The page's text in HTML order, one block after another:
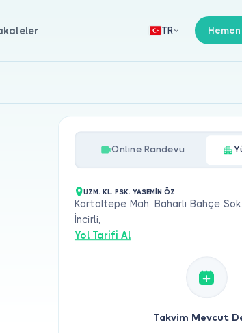
TR
Online Randevu
UZM. KL. PSK. YASEMİN ÖZ
Kartaltepe Mah. Baharlı Bahçe
İncirli,
Yol Tarifi Al
Takvim Mevcut